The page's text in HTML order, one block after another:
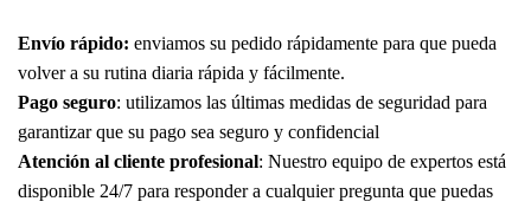
Envío rápido: enviamos su pedido rápidamente para que pueda
volver a su rutina diaria rápida y fácilmente.
Pago seguro: utilizamos las últimas medidas de seguridad para
garantizar que su pago sea seguro y confidencial
Atención al cliente profesional: Nuestro equipo de expertos está
disponible 24/7 para responder a cualquier pregunta que puedas